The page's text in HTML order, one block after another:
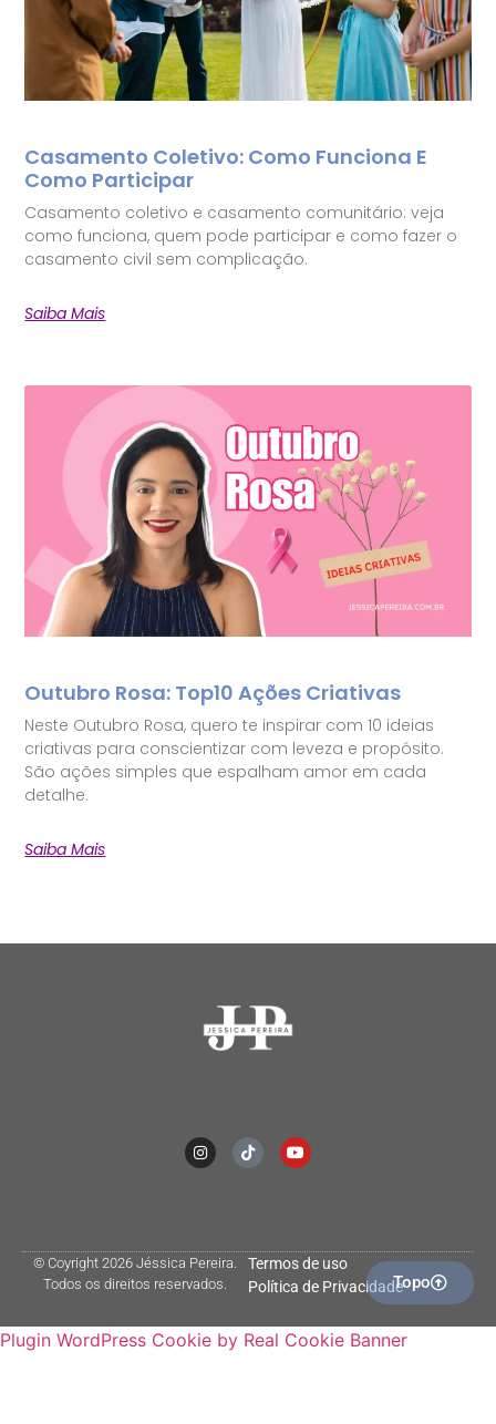
Casamento Coletivo: Como Funciona E
Como Participar
Casamento coletivo e casamento comunitário: veja
como funciona, quem pode participar e como fazer o
casamento civil sem complicação.
Saiba Mais
Outubro Rosa: Top10 Ações Criativas
Neste Outubro Rosa, quero te inspirar com 10 ideias
criativas para conscientizar com leveza e propósito.
São ações simples que espalham amor em cada
detalhe.
Saiba Mais
© Coyright 2026 Jéssica Pereira.
Todos os direitos reservados.
Termos de uso
Política de PrivacidadeTopo
Plugin WordPress Cookie by Real Cookie Banner